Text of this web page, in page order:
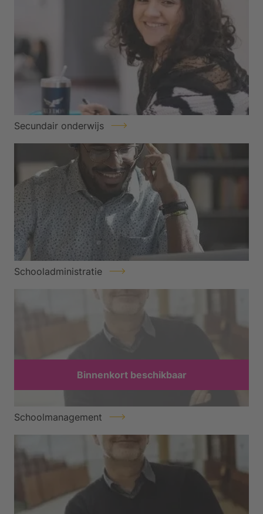
Secundair onderwijs
Schooladministratie
Schoolmanagement
Binnenkort beschikbaar